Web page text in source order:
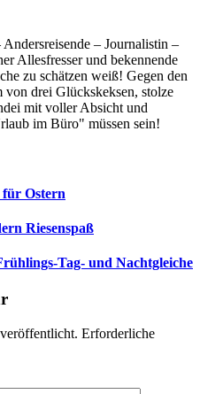
– Journalistin –
Allesfresser und bekennende
zu schätzen weiß! Gegen den
drei Glückskeksen, stolze
mit voller Absicht und
im Büro" müssen sein!
Ostern
Riesenspaß
Tag- und Nachtgleiche
Erforderliche